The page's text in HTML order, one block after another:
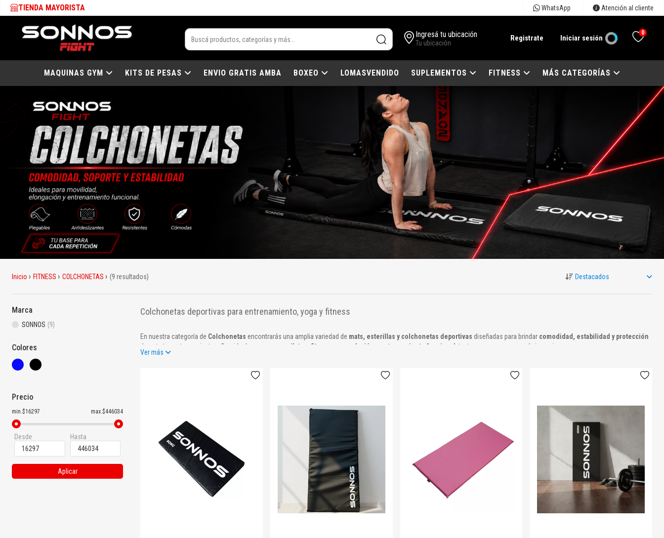
TIENDA MAYORISTA WhatsApp Atención al cliente
Ingresá tu ubicación
Tu ubicación
Registrate Iniciar sesión
0
MAQUINAS GYM KITS DE PESAS ENVIO GRATIS AMBA BOXEO LOMASVENDIDO SUPLEMENTOS FITNESS MÁS CATEGORÍAS
Inicio FITNESS COLCHONETAS (9 resultados)
Marca
SONNOS (9)
Colores
Precio
min.$16297 max.$446034
Desde Hasta
Aplicar
Colchonetas deportivas para entrenamiento, yoga y fitness
En nuestra categoría de Colchonetas encontrarás una amplia variedad de mats, esterillas y colchonetas deportivas diseñadas para brindar comodidad, estabilidad y protección
durante tus entrenamientos. Son ideales para
yoga, pilates, fitness, musculación y entrenamiento funcional , tanto en casa como en el gimnasio.
superficies. Entrená con seguridad, cuidá tus articulaciones y disfrutá de un entrenamiento más confortable.
Amortiguación que protege articulaciones y columna.
Materiales resistentes y fáciles de limpiar.
Modelos para yoga, pilates, fitness y entrenamiento funcional.
Aptas para uso doméstico y profesional.
Ver más